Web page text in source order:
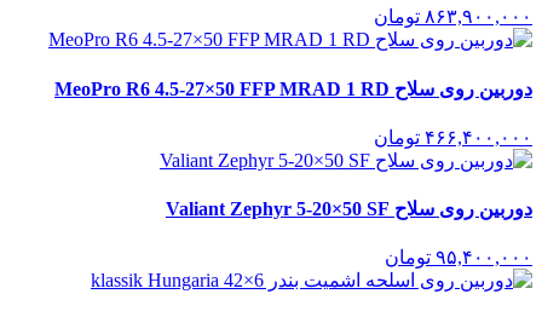
۸۶۳,۹۰۰,۰۰۰ تومان
دوربین روی سلاح MeoPro R6 4.5-27×50 FFP MRAD 1 RD
۴۶۶,۴۰۰,۰۰۰ تومان
دوربین روی سلاح Valiant Zephyr 5-20×50 SF
۹۵,۴۰۰,۰۰۰ تومان